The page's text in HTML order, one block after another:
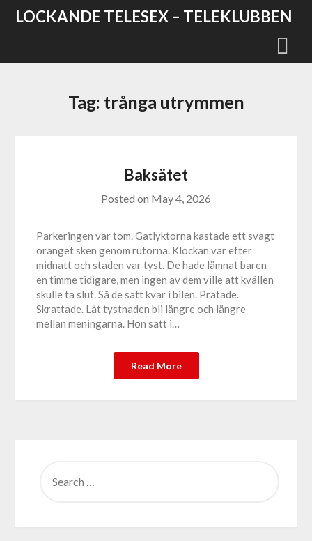
SkipLOCKANDE TELESEX – TELEKLUBBEN
Tag: trånga utrymmen
Baksätet
Posted on May 4, 2026
Parkeringen var tom. Gatlyktorna kastade ett svagt
oranget sken genom rutorna. Klockan var efter
midnatt och staden var tyst. De hade lämnat baren
en timme tidigare, men ingen av dem ville att kvällen
skulle ta slut. Så de satt kvar i bilen. Pratade.
Skrattade. Lät tystnaden bli längre och längre
mellan meningarna. Hon satt i…
Read More
FOR: